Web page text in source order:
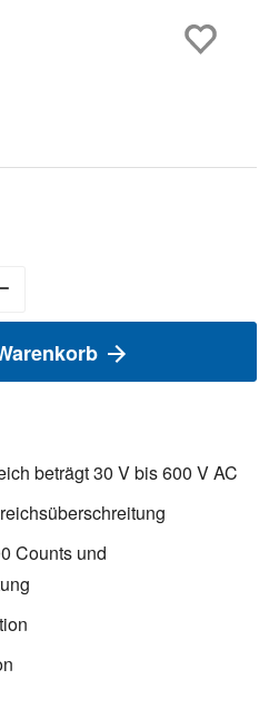
beträgt 30 V bis 600 V AC
Counts und